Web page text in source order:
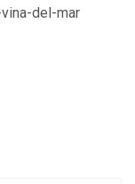
del-mar